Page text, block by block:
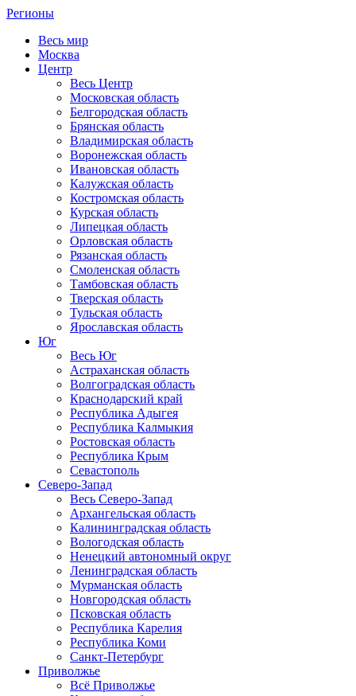
Регионы
Весь мир
Москва
Центр
Весь Центр
Московская область
Белгородская область
Брянская область
Владимирская область
Воронежская область
Ивановская область
Калужская область
Костромская область
Курская область
Липецкая область
Орловская область
Рязанская область
Смоленская область
Тамбовская область
Тверская область
Тульская область
Ярославская область
Юг
Весь Юг
Астраханская область
Волгоградская область
Краснодарский край
Республика Адыгея
Республика Калмыкия
Ростовская область
Республика Крым
Севастополь
Северо-Запад
Весь Северо-Запад
Архангельская область
Калининградская область
Вологодская область
Ненецкий автономный округ
Ленинградская область
Мурманская область
Новгородская область
Псковская область
Республика Карелия
Республика Коми
Санкт-Петербург
Приволжье
Всё Приволжье